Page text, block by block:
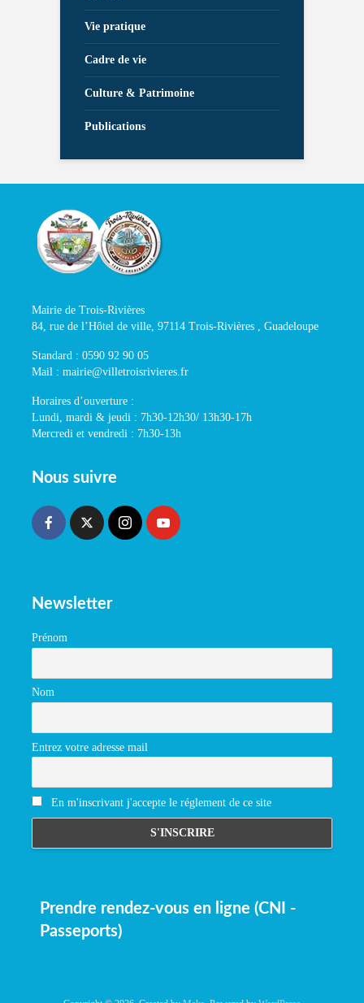
Vie pratique
Cadre de vie
Culture & Patrimoine
Publications
Mairie de Trois-Rivières
84, rue de l’Hôtel de ville, 97114 Trois-Rivières , Guadeloupe
Standard : 0590 92 90 05
Mail : mairie@villetroisrivieres.fr
Horaires d’ouverture :
Lundi, mardi & jeudi : 7h30-12h30/ 13h30-17h
Mercredi et vendredi : 7h30-13h
Nous suivre
Newsletter
Prénom
Nom
Entrez votre adresse mail
En m'inscrivant j'accepte le réglement de ce site
Prendre rendez-vous en ligne (CNI -
Passeports)